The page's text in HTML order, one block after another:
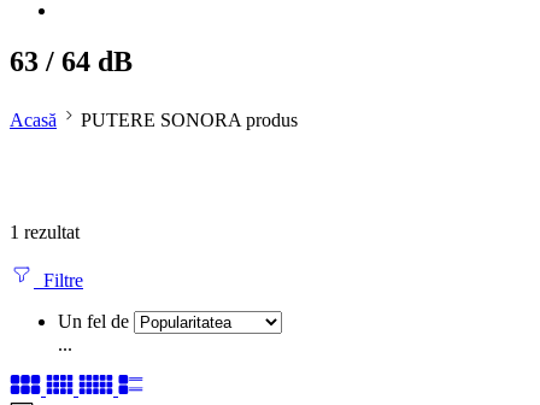
63 / 64 dB
Acasă PUTERE SONORA produs
1 rezultat
Filtre
Un fel de
...